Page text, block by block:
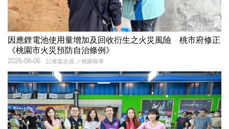
因應鋰電池使用量增加及回收衍生之火災風險 桃市府修正
《桃園市火災預防自治條例》
記者葉志成 ／桃園報導
2026-08-06